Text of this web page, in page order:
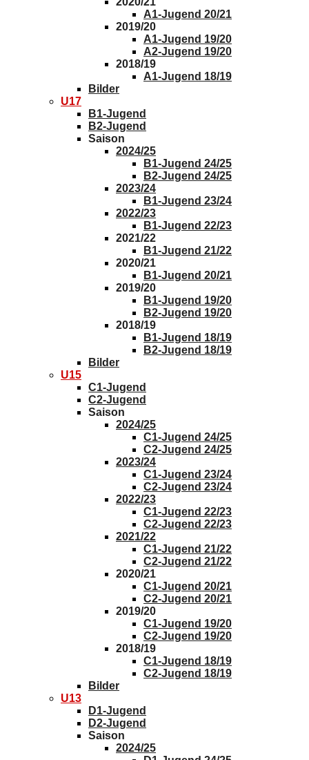
A1-Jugend 20/21
2019/20
A1-Jugend 19/20
A2-Jugend 19/20
2018/19
A1-Jugend 18/19
Bilder
U17
B1-Jugend
B2-Jugend
Saison
2024/25
B1-Jugend 24/25
B2-Jugend 24/25
2023/24
B1-Jugend 23/24
2022/23
B1-Jugend 22/23
2021/22
B1-Jugend 21/22
2020/21
B1-Jugend 20/21
2019/20
B1-Jugend 19/20
B2-Jugend 19/20
2018/19
B1-Jugend 18/19
B2-Jugend 18/19
Bilder
U15
C1-Jugend
C2-Jugend
Saison
2024/25
C1-Jugend 24/25
C2-Jugend 24/25
2023/24
C1-Jugend 23/24
C2-Jugend 23/24
2022/23
C1-Jugend 22/23
C2-Jugend 22/23
2021/22
C1-Jugend 21/22
C2-Jugend 21/22
2020/21
C1-Jugend 20/21
C2-Jugend 20/21
2019/20
C1-Jugend 19/20
C2-Jugend 19/20
2018/19
C1-Jugend 18/19
C2-Jugend 18/19
Bilder
U13
D1-Jugend
D2-Jugend
Saison
2024/25